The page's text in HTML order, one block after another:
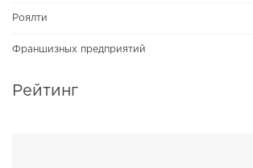
Роялти
Франшизных предприятий
Рейтинг